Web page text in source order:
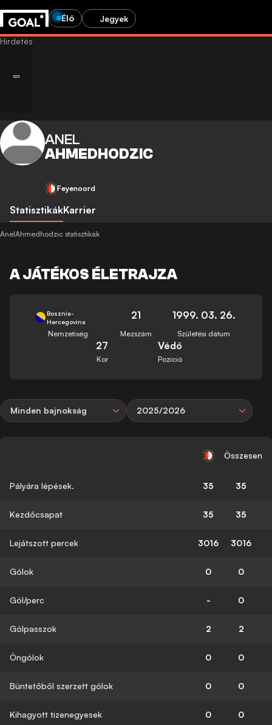
Élő Jegyek
ANEL
AHMEDHODZIC
Feyenoord
StatisztikákKarrier
AnelAhmedhodzic statisztikák
A JÁTÉKOS ÉLETRAJZA
Bosznia-
Hercegovina
Nemzetiség
21
Mezszám
1999. 03. 26.
Születési dátum
27
Kor
Védő
Pozíció
Minden bajnokság 2025/2026
Összesen
Pályára lépések. 35 35
Kezdőcsapat 35 35
Lejátszott percek 3016 3016
Gólok 0 0
Gól/perc - 0
Gólpasszok 2 2
Öngólok 0 0
Büntetőből szerzett gólok 0 0
Kihagyott tizenegyesek 0 0